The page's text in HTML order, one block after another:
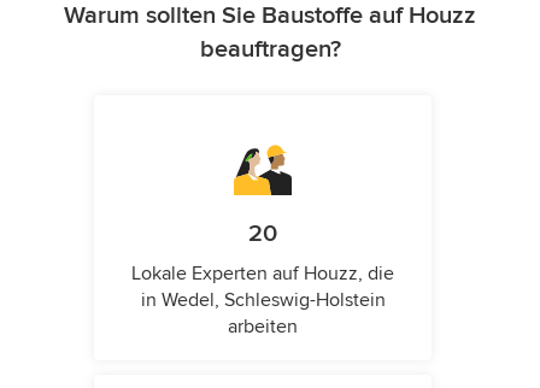
Warum sollten Sie Baustoffe auf Houzz
beauftragen?
20
Lokale Experten auf Houzz, die
in Wedel, Schleswig-Holstein
arbeiten